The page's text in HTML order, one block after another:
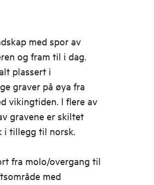
med spor av
og fram til i dag.
plassert i
graver på øya fra
vikingtiden. I flere av
gravene er skiltet
i tillegg til norsk.
fra molo/overgang til
med